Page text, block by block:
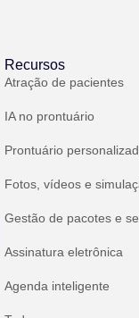
Recursos
Atração de pacientes
IA no prontuário
Prontuário
Fotos, vídeos e
Gestão de pacotes e
Assinatura eletrônica
Agenda inteligente